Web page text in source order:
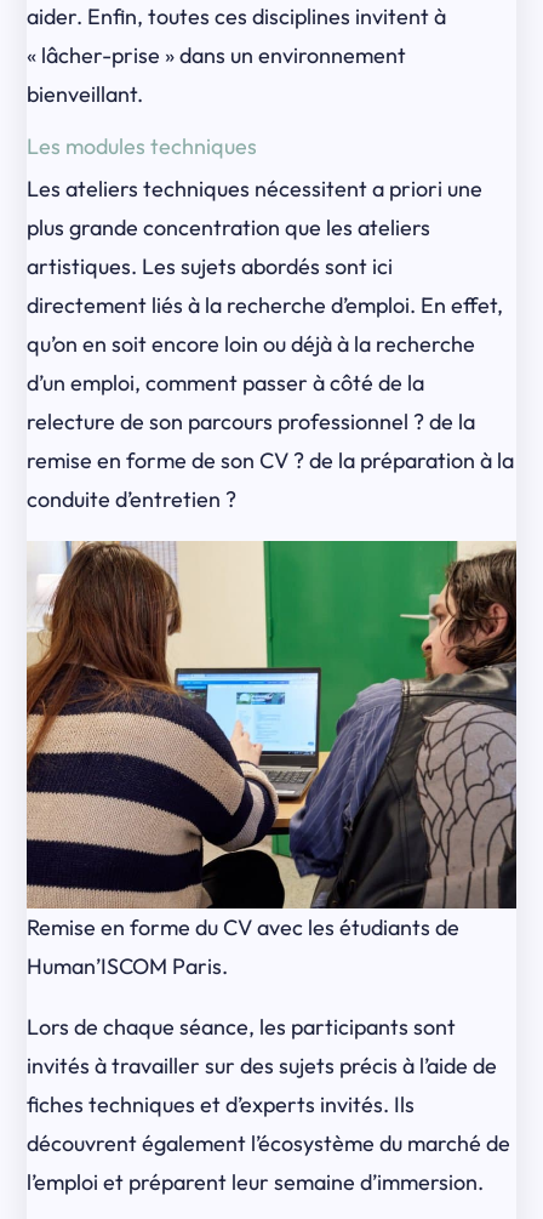
aider. Enfin, toutes ces disciplines invitent à
« lâcher-prise » dans un environnement
bienveillant.
Les modules techniques
Les ateliers techniques nécessitent a priori une
plus grande concentration que les ateliers
artistiques. Les sujets abordés sont ici
directement liés à la recherche d’emploi. En effet,
qu’on en soit encore loin ou déjà à la recherche
d’un emploi, comment passer à côté de la
relecture de son parcours professionnel ? de la
remise en forme de son CV ? de la préparation à la
conduite d’entretien ?
Remise en forme du CV avec les étudiants de
Human’ISCOM Paris.
Lors de chaque séance, les participants sont
invités à travailler sur des sujets précis à l’aide de
fiches techniques et d’experts invités. Ils
découvrent également l’écosystème du marché de
l’emploi et préparent leur semaine d’immersion.